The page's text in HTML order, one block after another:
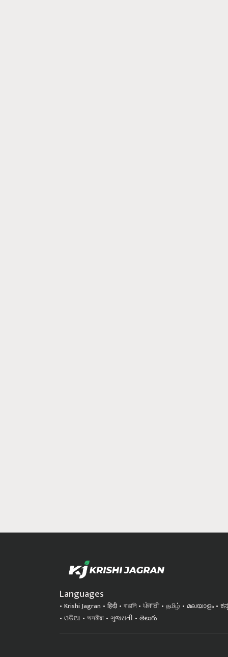
Languages
Krishi Jagran हिंदी বাঙালি ਪੰਜਾਬੀ தமிழ் മലയാളം
ଓଡିଆ
অসমীয়া ગુજરાતી తెలుగు